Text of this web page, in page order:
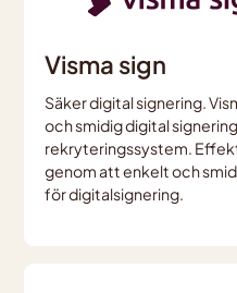
Visma sign
Säker digital signering.
och smidig digital
rekryteringssystem.
genom att enkelt och
för digitalsignering.